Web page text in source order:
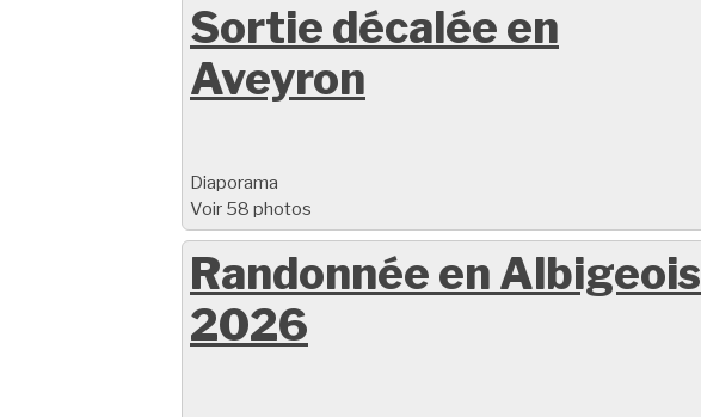
Sortie décalée en
Aveyron
Diaporama
Voir 58 photos
Randonnée en Albigeois
2026